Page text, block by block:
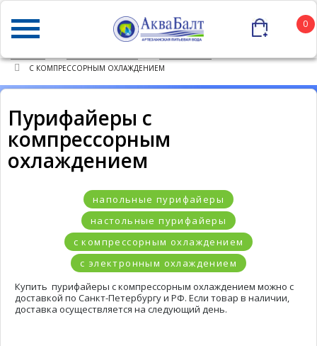
0
С КОМПРЕССОРНЫМ ОХЛАЖДЕНИЕМ
Пурифайеры с
компрессорным
охлаждением
напольные пурифайеры
настольные пурифайеры
с компрессорным охлаждением
с электронным охлаждением
Купить пурифайеры с компрессорным охлаждением можно с
доставкой по Санкт-Петербургу и РФ. Если товар в наличии,
доставка осуществляется на следующий день.